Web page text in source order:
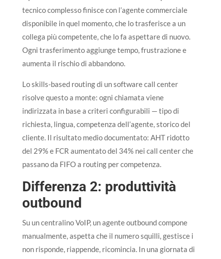
tecnico complesso finisce con l’agente commerciale
disponibile in quel momento, che lo trasferisce a un
collega più competente, che lo fa aspettare di nuovo.
Ogni trasferimento aggiunge tempo, frustrazione e
aumenta il rischio di abbandono.
Lo skills-based routing di un software call center
risolve questo a monte: ogni chiamata viene
indirizzata in base a criteri configurabili — tipo di
richiesta, lingua, competenza dell’agente, storico del
cliente. Il risultato medio documentato: AHT ridotto
del 29% e FCR aumentato del 34% nei call center che
passano da FIFO a routing per competenza.
Differenza 2: produttività
outbound
Su un centralino VoIP, un agente outbound compone
manualmente, aspetta che il numero squilli, gestisce i
non risponde, riappende, ricomincia. In una giornata di